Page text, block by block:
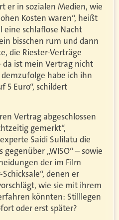
er in sozialen Medien, wie
Kosten waren“, heißt
eine schlaflose Nacht
bisschen rum und dann
die Riester-Verträge
ist mein Vertrag nicht
habe ich ihn
5 Euro“, schildert
Vertrag abgeschlossen
gemerkt“,
Saidi Sulilatu die
„WISO“ – sowie
der im Film
denen er
wie sie mit ihrem
könnten: Stilllegen
oder erst später?